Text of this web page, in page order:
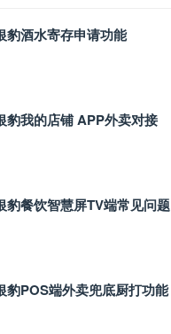
豹酒水寄存申请功能
豹我的店铺 APP外卖对接
豹餐饮智慧屏TV端常见问题
豹POS端外卖兜底厨打功能